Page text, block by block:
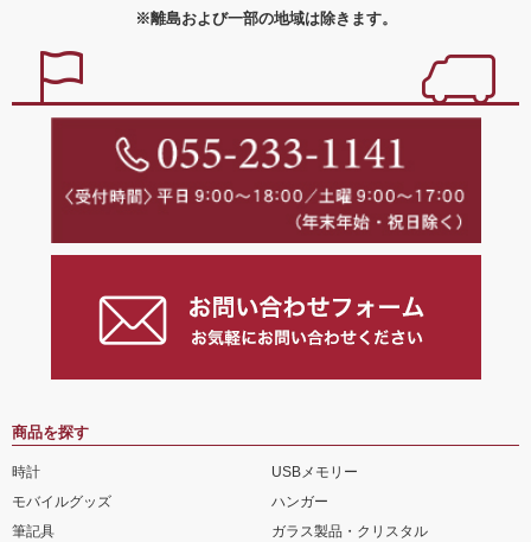
※離島および一部の地域は除きます。
商品を探す
時計
USBメモリー
モバイルグッズ
ハンガー
筆記具
ガラス製品・クリスタル